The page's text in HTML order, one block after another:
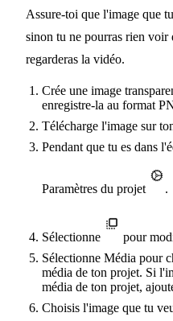
Assure-toi que l'image que
sinon tu ne pourras rien voir
regarderas la vidéo.
Crée une image
enregistre-la au format
Télécharge l'image sur
Pendant que tu es dans
Paramètres du projet .
Sélectionne
pour
Sélectionne Média pour
média de ton projet. Si
média de ton projet,
Choisis l'image que tu